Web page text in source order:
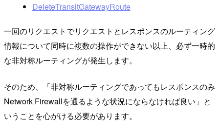
DeleteTransitGatewayRoute
一回のリクエストでリクエストとレスポンスのルーティング
情報について同時に複数の操作ができない以上、必ず一時的
な非対称ルーティングが発生します。
そのため、「非対称ルーティングであってもレスポンスのみ
Network Firewallを通るような状況にならなければ良い」と
いうことを心がける必要があります。